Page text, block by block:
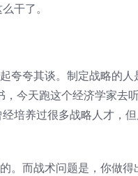
干了。
夸夸其谈。制定战略的人
今天跑这个经济学家去听
培养过很多战略人才，
。而战术问题是，你做得